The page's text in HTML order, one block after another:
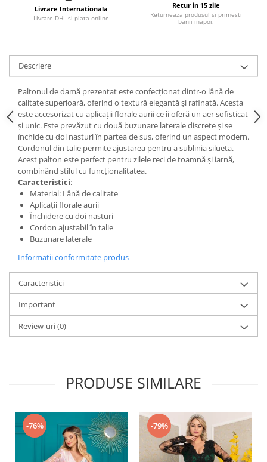
Livrare Internationala
Livrare DHL si plata online
Retur in 15 zile
Returneaza produsul si primesti
banii inapoi.
Descriere
Paltonul de damă prezentat este confecționat dintr-o lână de
calitate superioară, oferind o textură elegantă și rafinată. Acesta
este accesorizat cu aplicații florale aurii ce îi oferă un aer sofisticat
și unic. Este prevăzut cu două buzunare laterale discrete și se
închide cu doi nasturi în partea de sus, oferind un aspect modern.
Cordonul din talie permite ajustarea pentru a sublinia silueta.
Acest palton este perfect pentru zilele reci de toamnă și iarnă,
combinând stilul cu funcționalitatea.
Caracteristici:
Material: Lână de calitate
Aplicații florale aurii
Închidere cu doi nasturi
Cordon ajustabil în talie
Buzunare laterale
Informatii conformitate produs
Caracteristici
Important
Review-uri(0)
PRODUSE SIMILARE
-76% -79%